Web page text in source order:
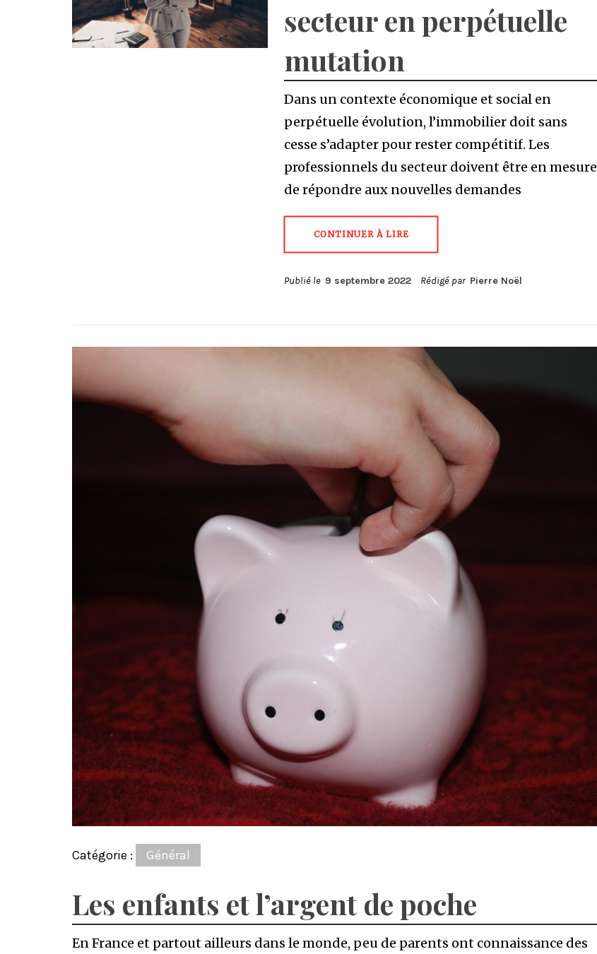
secteur en perpétuelle
mutation
Dans un contexte économique et social en
perpétuelle évolution, l’immobilier doit sans
cesse s’adapter pour rester compétitif. Les
professionnels du secteur doivent être en mesure
de répondre aux nouvelles demandes
CONTINUER À LIRE
Publié le 9 septembre 2022 Rédigé par Pierre Noël
Catégorie : Général
Les enfants et l’argent de poche
En France et partout ailleurs dans le monde, peu de parents ont connaissance des